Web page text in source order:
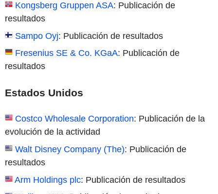
Kongsberg Gruppen ASA: Publicación de
resultados
Sampo Oyj: Publicación de resultados
Fresenius SE & Co. KGaA: Publicación de
resultados
Estados Unidos
Costco Wholesale Corporation: Publicación de la
evolución de la actividad
Walt Disney Company (The): Publicación de
resultados
Arm Holdings plc: Publicación de resultados